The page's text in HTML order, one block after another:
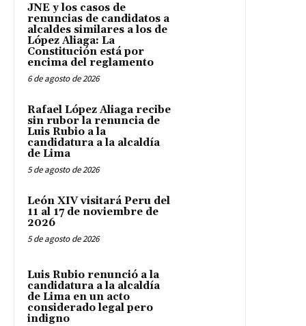
JNE y los casos de
renuncias de candidatos a
alcaldes similares a los de
López Aliaga: La
Constitución está por
encima del reglamento
6 de agosto de 2026
Rafael López Aliaga recibe
sin rubor la renuncia de
Luis Rubio a la
candidatura a la alcaldía
de Lima
5 de agosto de 2026
León XIV visitará Peru del
11 al 17 de noviembre de
2026
5 de agosto de 2026
Luis Rubio renunció a la
candidatura a la alcaldía
de Lima en un acto
considerado legal pero
indigno